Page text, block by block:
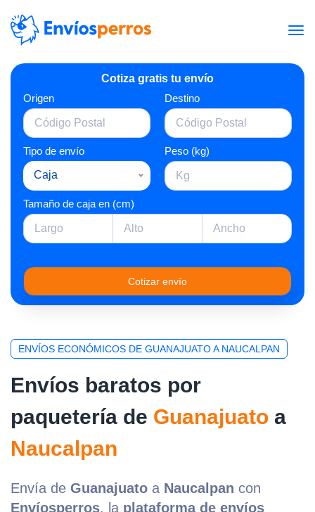
Cotiza gratis tu envío
Origen
Destino
Tipo de envío
Caja
Peso (kg)
Tamaño de caja en (cm)
Cotizar envío
ENVÍOS ECONÓMICOS DE GUANAJUATO A NAUCALPAN
Envíos baratos por
paquetería de Guanajuato a
Naucalpan
Envía de Guanajuato a Naucalpan con
Envíosperros, la plataforma de envíos